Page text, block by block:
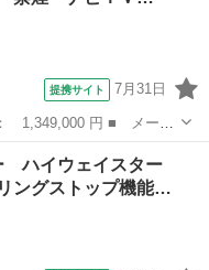
提携サイト 7月31日
ド名： ハイウェイス
煙 ナビＴＶ Ｂｌｕｅ
ハイウェイスター
ングストップ機能…